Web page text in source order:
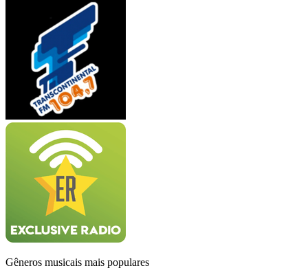
Gêneros musicais mais populares